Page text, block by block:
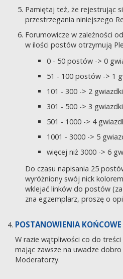
Pamiętaj też, że rejestrując
przestrzegania niniejszego
Forumowicze w zależności
w ilości postów otrzymują
0 - 50 postów -> 0
51 - 100 postów -> 1
101 - 300 -> 2 gwiazdki
301 - 500 -> 3 gwiazdki
501 - 1000 -> 4
1001 - 3000 -> 5
więcej niż 3000 -> 6
Do czasu napisania 25
wyróżniony swój nick
wklejać linków do postów
zna egzemplarz, proszę o
POSTANOWIENIA KOŃCOWE
W razie wątpliwości co do
mając zawsze na uwadze
Moderatorzy.